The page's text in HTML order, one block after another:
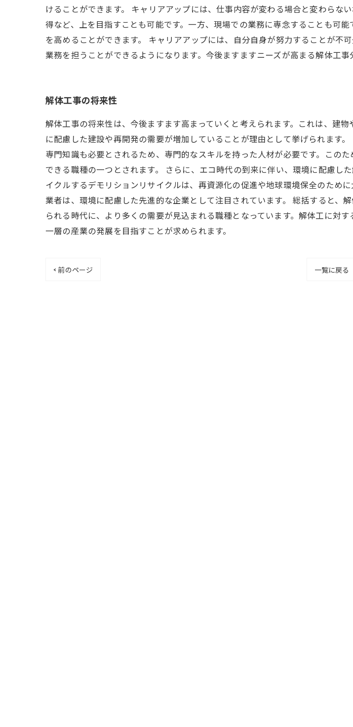
けることができます。 キャリアアップには、仕事内容が変わる場合と変わらな
得など、上を目指すことも可能です。一方、現場での業務に専念することも可
を高めることができます。 キャリアアップには、自分自身が努力することが不
業務を担うことができるようになります。今後ますますニーズが高まる解体工
解体工事の将来性
解体工事の将来性は、今後ますます高まっていくと考えられます。これは、建
に配慮した建設や再開発の需要が増加していることが理由として挙げられます
専門知識も必要とされるため、専門的なスキルを持った人材が必要です。この
できる職種の一つとされます。 さらに、エコ時代の到来に伴い、環境に配慮し
イクルするデモリションリサイクルは、再資源化の促進や地球環境保全のため
業者は、環境に配慮した先進的な企業として注目されています。 総括すると、
られる時代に、より多くの需要が見込まれる職種となっています。解体工に対
一層の産業の発展を目指すことが求められます。
< 前のページ 一覧に戻る